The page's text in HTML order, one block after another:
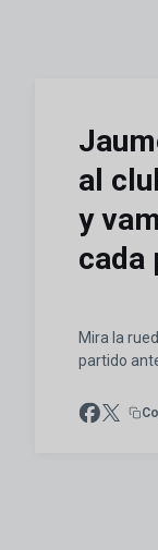
al
y
cada
Mira la
partido